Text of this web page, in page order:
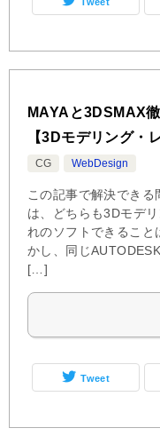
MAYAと3DSMAX
【3Dモデリング・
CG WebDesign
この記事で解決でき
は、どちらも3Dモデ
れのソフトできること
かし、同じ
[…]
Tweet